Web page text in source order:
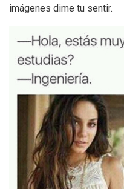
imágenes dime tu sentir.